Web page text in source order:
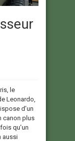
le
Leonardo,
d’un
canon plus
qu’un
aussi